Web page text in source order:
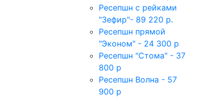
Ресепшн с рейками
"Зефир"- 89 220 р.
Ресепшн прямой
"Эконом" - 24 300 р
Ресепшн "Стома" - 37
800 р
Ресепшн Волна - 57
900 р